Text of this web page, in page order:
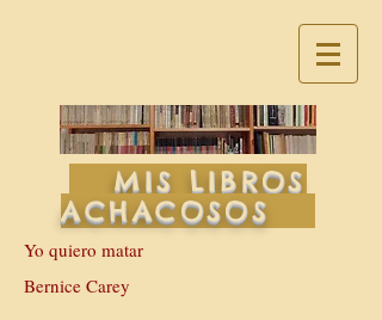
MIS LIBROS
ACHACOSOS
Yo quiero matar
Bernice Carey